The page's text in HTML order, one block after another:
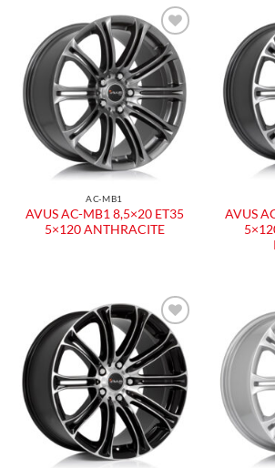
Aggiungi
alla lista
dei
desideri
AC-MB1
AVUS AC-MB1 8,5×20 ET35
5×120 ANTHRACITE
AVUS
Aggiungi
alla lista
dei
desideri